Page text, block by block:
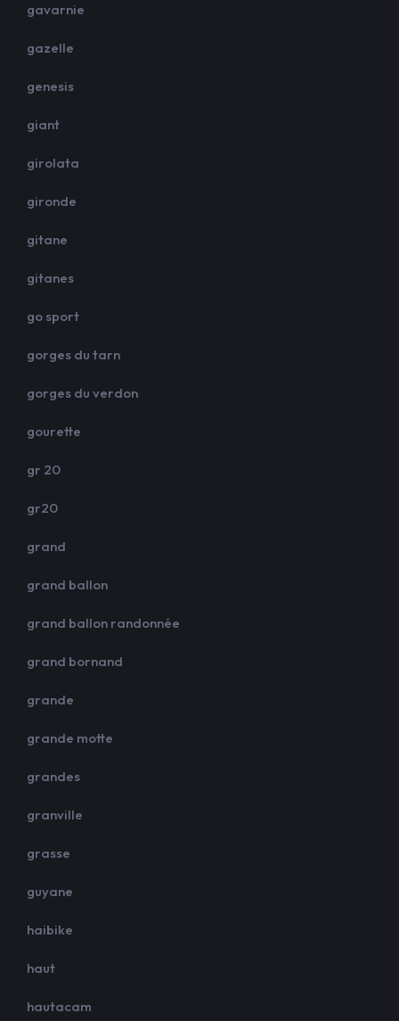
gavarnie
gazelle
genesis
giant
girolata
gironde
gitane
gitanes
go sport
gorges du tarn
gorges du verdon
gourette
gr 20
gr20
grand
grand ballon
grand ballon randonnée
grand bornand
grande
grande motte
grandes
granville
grasse
guyane
haibike
haut
hautacam